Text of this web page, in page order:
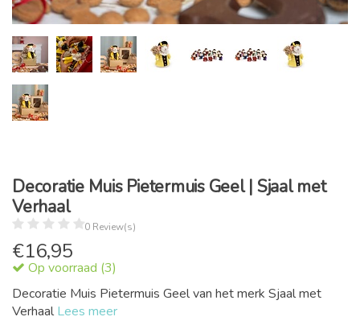
Decoratie Muis Pietermuis Geel | Sjaal met
Verhaal
0 Review(s)
€16,95
Op voorraad (3)
Decoratie Muis Pietermuis Geel van het merk Sjaal met
VerhaalLees meer